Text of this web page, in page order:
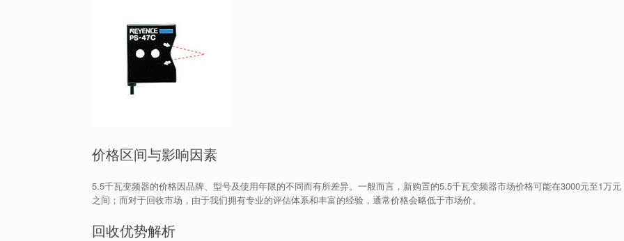
价格区间与影响因素
5.5千瓦变频器的价格因品牌、型号及使用年限的不同而有所差异。一般而言，新购置的5.5千瓦变频器市场价格可能在3000元至1万元
之间；而对于回收市场，由于我们拥有专业的评估体系和丰富的经验，通常价格会略低于市场价。
回收优势解析